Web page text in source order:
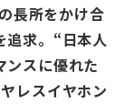
長所をかけ合
追求。“日本人
ンスに優れた
レスイヤホン